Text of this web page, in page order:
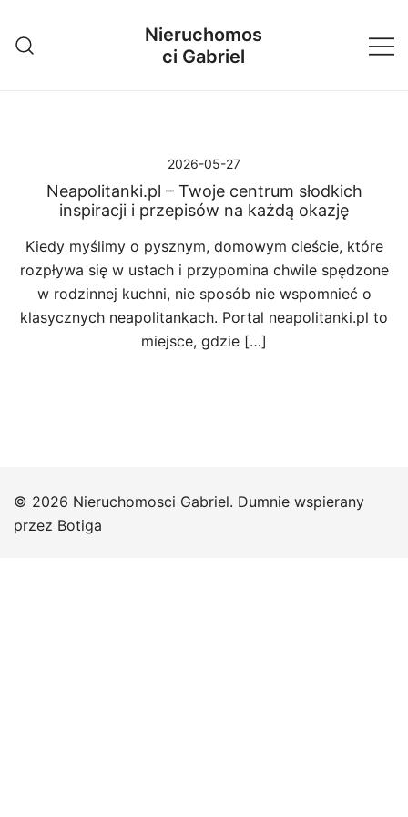
treści
Nieruchomos
ci Gabriel
2026-05-27
Neapolitanki.pl – Twoje centrum słodkich
inspiracji i przepisów na każdą okazję
Kiedy myślimy o pysznym, domowym cieście, które
rozpływa się w ustach i przypomina chwile spędzone
w rodzinnej kuchni, nie sposób nie wspomnieć o
klasycznych neapolitankach. Portal neapolitanki.pl to
miejsce, gdzie […]
© 2026 Nieruchomosci Gabriel. Dumnie wspierany
przez Botiga